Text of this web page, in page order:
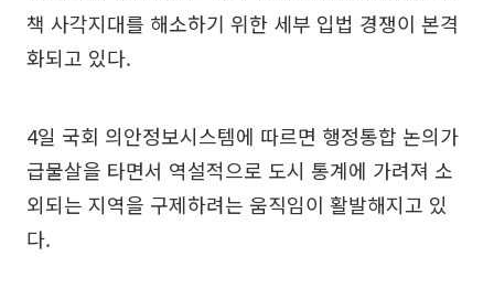
책 사각지대를 해소하기 위한 세부 입법 경쟁이 본격
화되고 있다.
4일 국회 의안정보시스템에 따르면 행정통합 논의가
급물살을 타면서 역설적으로 도시 통계에 가려져 소
외되는 지역을 구제하려는 움직임이 활발해지고 있
다.